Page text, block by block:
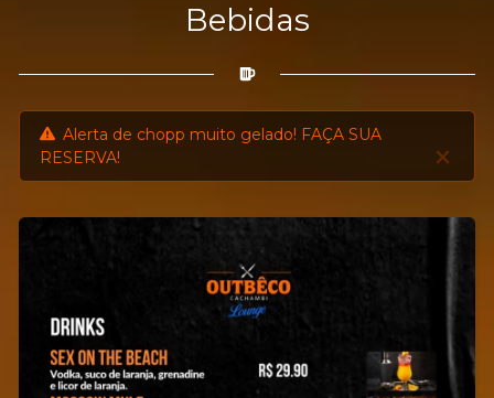
Bebidas
Alerta de chopp muito gelado! FAÇA SUA
RESERVA!